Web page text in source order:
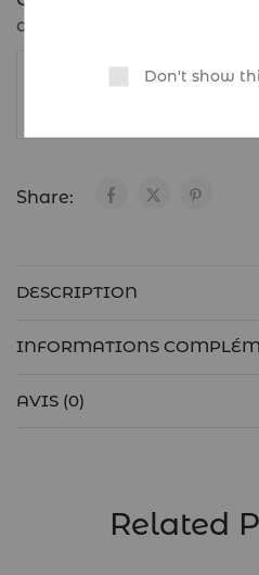
d'oreilles
ABARINGS
Share:
DESCRIPTION
INFORMATIONS
AVIS (0)
Related
Don't show